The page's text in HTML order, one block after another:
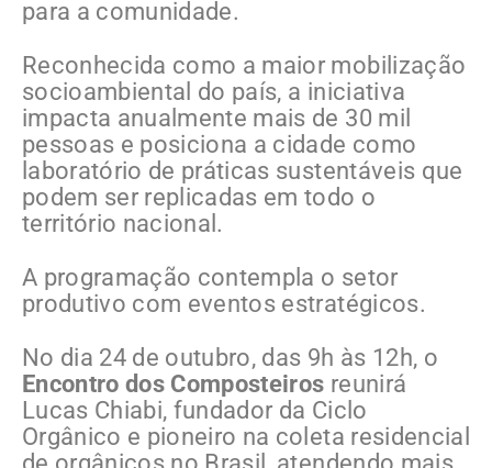
para a comunidade.
Reconhecida como a maior mobilização
socioambiental do país, a iniciativa
impacta anualmente mais de 30 mil
pessoas e posiciona a cidade como
laboratório de práticas sustentáveis que
podem ser replicadas em todo o
território nacional.
A programação contempla o setor
produtivo com eventos estratégicos.
No dia 24 de outubro, das 9h às 12h, o
Encontro dos Composteiros reunirá
Lucas Chiabi, fundador da Ciclo
Orgânico e pioneiro na coleta residencial